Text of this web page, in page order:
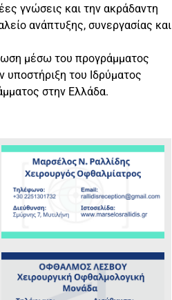
γνώσεις και την ακράδαντη
ανάπτυξης, συνεργασίας και
μέσω του προγράμματος
του Ιδρύματος
στην Ελλάδα.